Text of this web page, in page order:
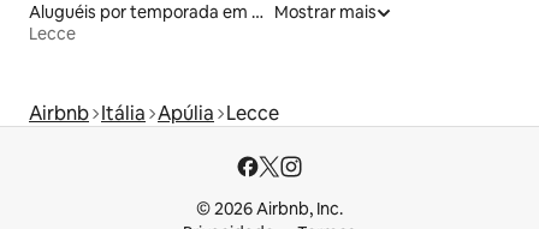
Aluguéis por temporada em hotéis-fazenda
Lecce
Mostrar mais
Airbnb Itália Apúlia Lecce
© 2026 Airbnb, Inc.